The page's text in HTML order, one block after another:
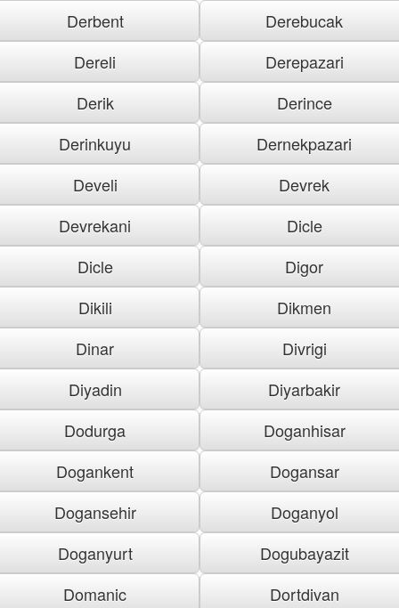
Derbent
Derebucak
Dereli
Derepazari
Derik
Derince
Derinkuyu
Dernekpazari
Develi
Devrek
Devrekani
Dicle
Dicle
Digor
Dikili
Dikmen
Dinar
Divrigi
Diyadin
Diyarbakir
Dodurga
Doganhisar
Dogankent
Dogansar
Dogansehir
Doganyol
Doganyurt
Dogubayazit
Domanic
Dortdivan